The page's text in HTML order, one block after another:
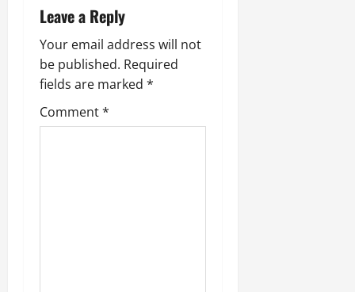
i
g
a
t
Leave a Reply
Your email address will not
be published. Required
fields are marked *
Comment*